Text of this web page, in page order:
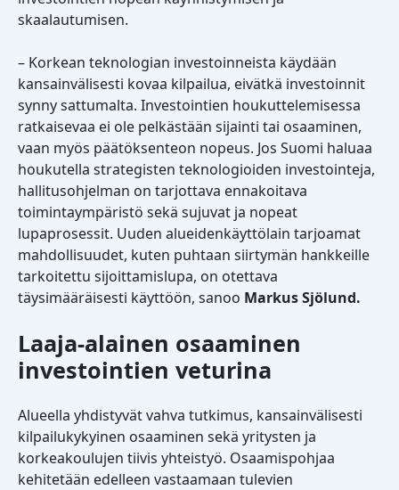
skaalautumisen.
– Korkean teknologian investoinneista käydään
kansainvälisesti kovaa kilpailua, eivätkä investoinnit
synny sattumalta. Investointien houkuttelemisessa
ratkaisevaa ei ole pelkästään sijainti tai osaaminen,
vaan myös päätöksenteon nopeus. Jos Suomi haluaa
houkutella strategisten teknologioiden investointeja,
hallitusohjelman on tarjottava ennakoitava
toimintaympäristö sekä sujuvat ja nopeat
lupaprosessit. Uuden alueidenkäyttölain tarjoamat
mahdollisuudet, kuten puhtaan siirtymän hankkeille
tarkoitettu sijoittamislupa, on otettava
täysimääräisesti käyttöön, sanoo Markus Sjölund.
Laaja-alainen osaaminen
investointien veturina
Alueella yhdistyvät vahva tutkimus, kansainvälisesti
kilpailukykyinen osaaminen sekä yritysten ja
korkeakoulujen tiivis yhteistyö. Osaamispohjaa
kehitetään edelleen vastaamaan tulevien